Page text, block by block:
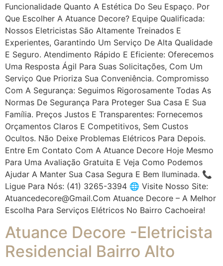
Funcionalidade Quanto A Estética Do Seu Espaço. Por
Que Escolher A Atuance Decore? Equipe Qualificada:
Nossos Eletricistas São Altamente Treinados E
Experientes, Garantindo Um Serviço De Alta Qualidade
E Seguro. Atendimento Rápido E Eficiente: Oferecemos
Uma Resposta Ágil Para Suas Solicitações, Com Um
Serviço Que Prioriza Sua Conveniência. Compromisso
Com A Segurança: Seguimos Rigorosamente Todas As
Normas De Segurança Para Proteger Sua Casa E Sua
Família. Preços Justos E Transparentes: Fornecemos
Orçamentos Claros E Competitivos, Sem Custos
Ocultos. Não Deixe Problemas Elétricos Para Depois.
Entre Em Contato Com A Atuance Decore Hoje Mesmo
Para Uma Avaliação Gratuita E Veja Como Podemos
Ajudar A Manter Sua Casa Segura E Bem Iluminada. 📞
Ligue Para Nós: (41) 3265-3394 🌐 Visite Nosso Site:
Atuancedecore@gmail.com Atuance Decore – A Melhor
Escolha Para Serviços Elétricos No Bairro Cachoeira!
Atuance Decore -Eletricista
Residencial Bairro Alto